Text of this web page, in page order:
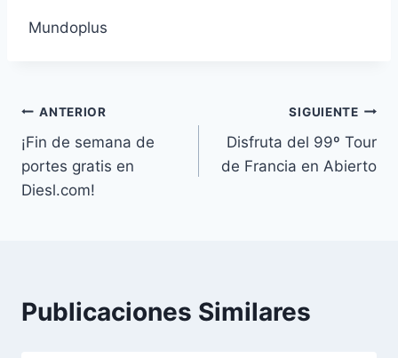
Mundoplus
Navegación
de
entradas
ANTERIOR
¡Fin de semana de
portes gratis en
Diesl.com!
SIGUIENTE
Disfruta del 99º Tour
de Francia en Abierto
Publicaciones Similares